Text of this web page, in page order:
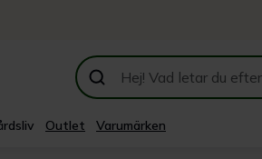
Outlet Varumärken